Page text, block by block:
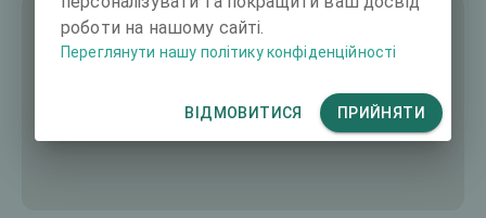
роботи на нашому сайті.
Переглянути нашу політику конфіденційності
ВІДМОВИТИСЯ ПРИЙНЯТИ